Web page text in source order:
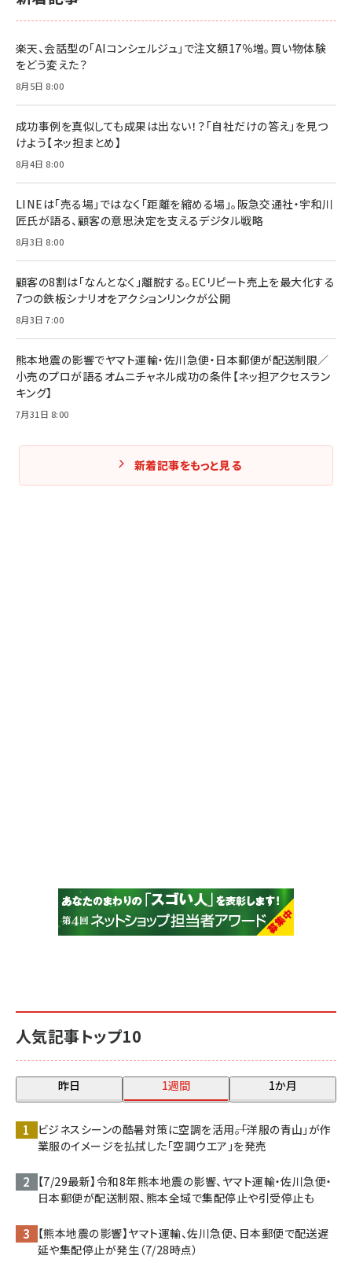
人気記事トップ10
昨日 1週間 1か月
ビジネスシーンの酷暑対策に空調を活用――。「洋服の青山」が作
業服のイメージを払拭した「空調ウエア」を発売
【7/29最新】令和8年熊本地震の影響、ヤマト運輸・佐川急便・
日本郵便が配送制限、熊本全域で集配停止や引受停止も
【熊本地震の影響】ヤマト運輸、佐川急便、日本郵便で配送遅
延や集配停止が発生（7/28時点）
楽天、会話型の「AIコンシェルジュ」で注文額17％増。買い物体験
をどう変えた？
8月5日 8:00
成功事例を真似しても成果は出ない！？「自社だけの答え」を見つ
けよう【ネッ担まとめ】
8月4日 8:00
LINEは「売る場」ではなく「距離を縮める場」。阪急交通社・宇和川
匠氏が語る、顧客の意思決定を支えるデジタル戦略
8月3日 8:00
顧客の8割は「なんとなく」離脱する。ECリピート売上を最大化する
7つの鉄板シナリオをアクションリンクが公開
8月3日 7:00
熊本地震の影響でヤマト運輸・佐川急便・日本郵便が配送制限／
小売のプロが語るオムニチャネル成功の条件【ネッ担アクセスラン
キング】
7月31日 8:00
新着記事をもっと見る